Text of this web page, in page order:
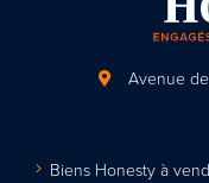
Avenue
Biens Honesty à